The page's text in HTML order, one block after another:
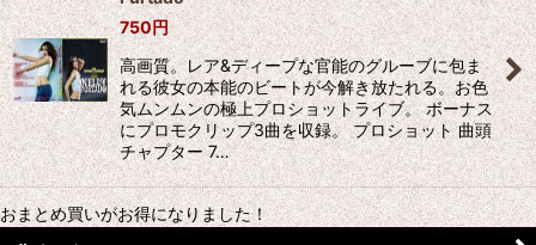
750円
高画質。レア&ディープな官能のグルーブに包ま
れる彼女の本能のビートが今解き放たれる。お色
気ムンムンの極上プロショットライブ。 ボーナス
にプロモクリップ3曲を収録。 プロショット 曲頭
チャプター 7…
おまとめ買いがお得になりました！